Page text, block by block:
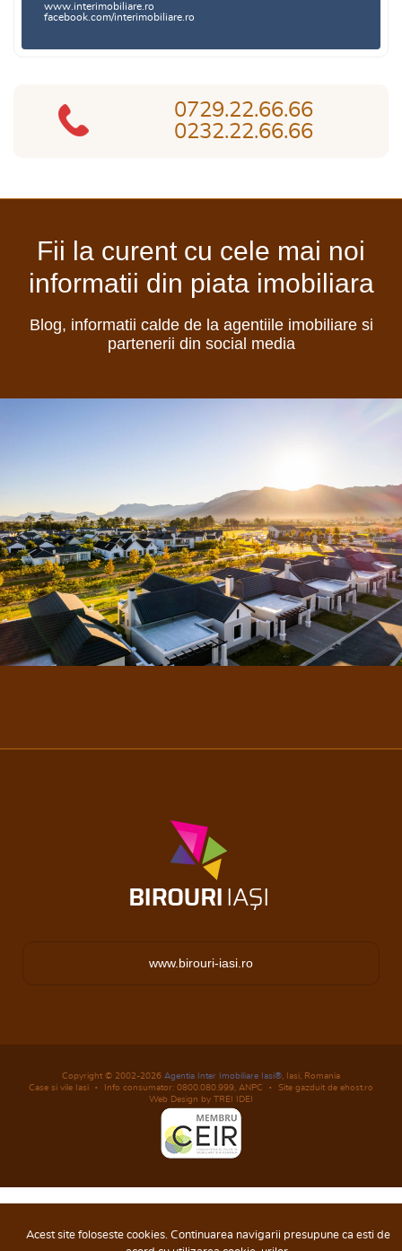
0729.22.66.66
0232.22.66.66
www.interimobiliare.ro
facebook.com/interimobiliare.ro
Fii la curent cu cele mai noi
informatii din piata imobiliara
Blog, informatii calde de la agentiile imobiliare si
partenerii din social media
www.birouri-iasi.ro
Copyright © 2002-2026 Agentia Inter Imobiliare Iasi®, Iasi, Romania
Case si vile Iasi
Info consumator: 0800.080.999, ANPC
Site gazduit de ehost.ro
Web Design by TREI IDEI
Acest site foloseste cookies. Continuarea navigarii presupune ca esti de